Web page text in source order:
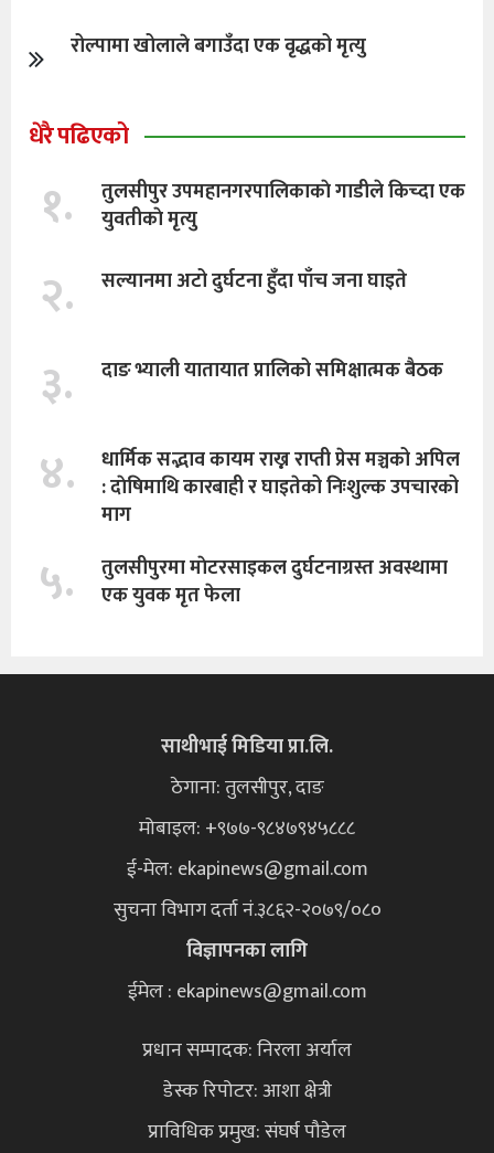
रोल्पामा खोलाले बगाउँदा एक वृद्धको मृत्यु
धेरै पढिएको
१.
तुलसीपुर उपमहानगरपालिकाकाे गाडीले किच्दा एक
युवतीकाे मृत्यु
२. सल्यानमा अटो दुर्घटना हुँदा पाँच जना घाइते
३. दाङ भ्याली यातायात प्रालिको समिक्षात्मक बैठक
४.
धार्मिक सद्भाव कायम राख्न राप्ती प्रेस मञ्चको अपिल
: दाेषिमाथि कारबाही र घाइतेको निःशुल्क उपचारको
माग
५.
तुलसीपुरमा माेटरसाइकल दुर्घटनाग्रस्त अवस्थामा
एक युवक मृत फेला
साथीभाई मिडिया प्रा.लि.
ठेगाना: तुलसीपुर, दाङ
मोबाइल: +९७७-९८४७९४५८८८
ई-मेल: ekapinews@gmail.com
सुचना विभाग दर्ता नं.३८६२-२०७९/०८०
विज्ञापनका लागि
ईमेल : ekapinews@gmail.com
प्रधान सम्पादक: निरला अर्याल
डेस्क रिपोटर: आशा क्षेत्री
प्राविधिक प्रमुख: संघर्ष पौडेल